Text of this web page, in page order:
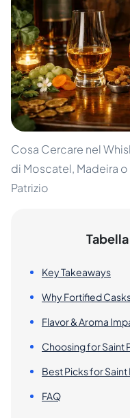
Cosa Cercare nel
di Moscatel, Madeira
Patrizio
Key Takeaways
Why Fortified
Flavor & Aroma
Choosing for Saint
Best Picks for Saint
FAQ